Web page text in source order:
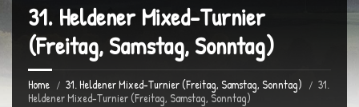
31. Heldener Mixed-Turnier
(Freitag, Samstag, Sonntag)
Home 31. Heldener Mixed-Turnier (Freitag, Samstag, Sonntag)
31.
Heldener Mixed-Turnier (Freitag, Samstag, Sonntag)